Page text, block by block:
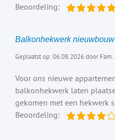
Beoordeling:
Balkonhekwerk nieuwbouw
Geplaatst op: 06.08.2026 door Fam.
Voor ons nieuwe
balkonhekwerk laten
gekomen met een hekwerk
Beoordeling: